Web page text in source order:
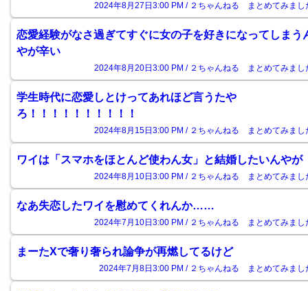
2024年8月27日3:00 PM / ２ちゃんねる まとめてみまし
恋愛経験がなさ過ぎてすぐに女の子を好きになってしまう
やが辛い
2024年8月20日3:00 PM / ２ちゃんねる まとめてみまし
学生時代に恋愛しとけってあれほど言うたや
ろ！！！！！！！！！！
2024年8月15日3:00 PM / ２ちゃんねる まとめてみまし
ワイは「スマホをほとんど使わん女」と結婚したいんやが
2024年8月10日3:00 PM / ２ちゃんねる まとめてみまし
なあ失恋したワイを慰めてくれんか……
2024年7月10日3:00 PM / ２ちゃんねる まとめてみまし
まーたXで奢り奢られ論争が再燃してるけど
2024年7月8日3:00 PM / ２ちゃんねる まとめてみまし